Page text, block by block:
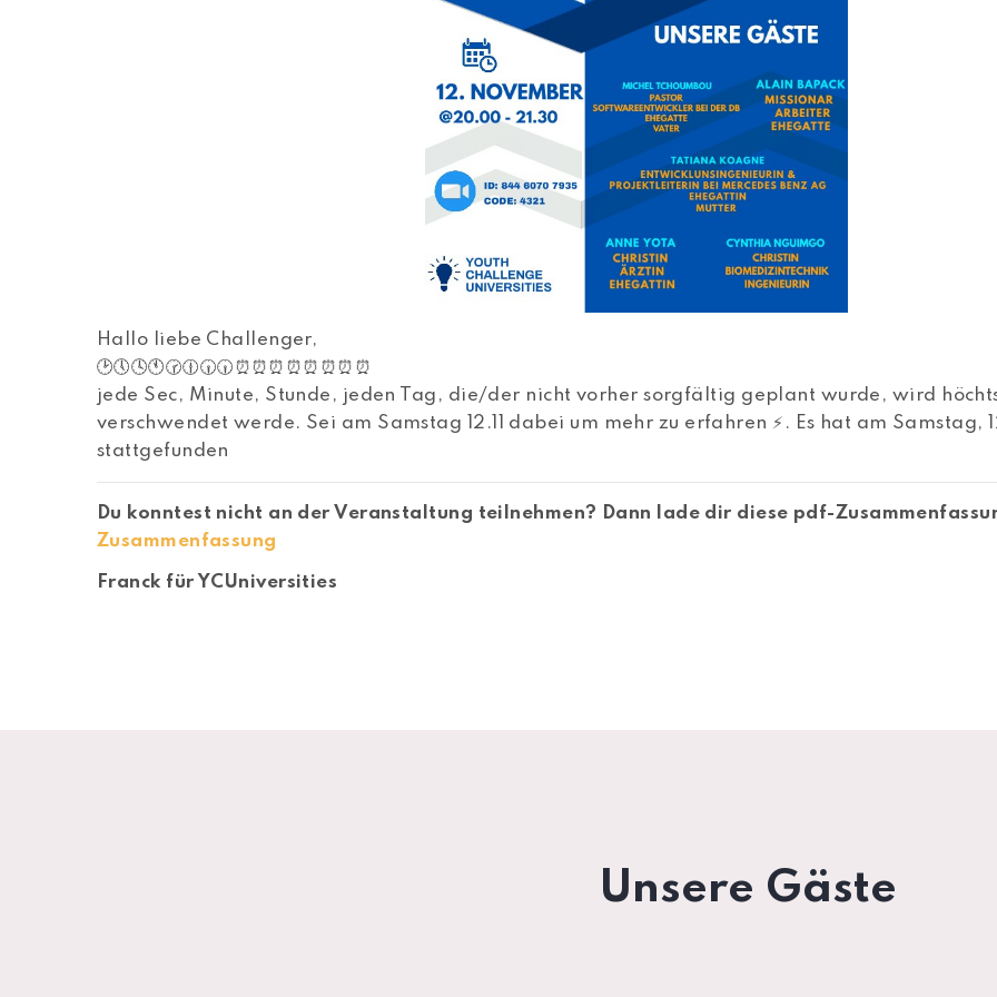
Hallo liebe Challenger,
🕑🕔🕓🕚🕝🕧🕡🕡⏰⏰⏰⏰⏰⏰⏰⏰
jede Sec, Minute, Stunde, jeden Tag, die/der nicht vorher sorgfältig geplant wurde, wird
verschwendet werde. Sei am Samstag 12.11 dabei um mehr zu erfahren ⚡️. Es hat am Samstag,
stattgefunden
Du konntest nicht an der Veranstaltung teilnehmen? Dann lade dir diese pdf-
Zusammenfassung
Franck für YCUniversities
Unsere Gäste